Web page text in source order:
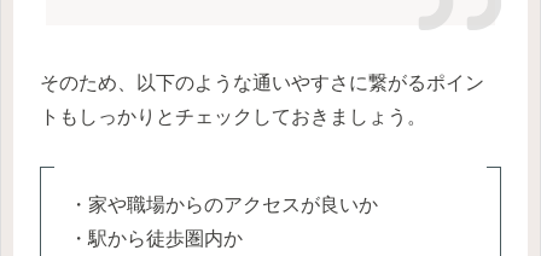
そのため、以下のような通いやすさに繋がるポイン
トもしっかりとチェックしておきましょう。
・家や職場からのアクセスが良いか
・駅から徒歩圏内か